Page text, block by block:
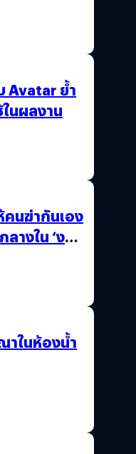
Avatar ย้ำ
นผลงาน
นฆ่ากันเอง
างใน ‘งาน
าในห้องน้ำ